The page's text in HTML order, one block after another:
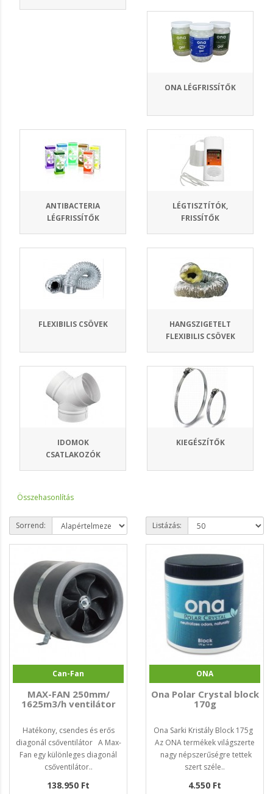
ONA LÉGFRISSÍTŐK
ANTIBACTERIA
LÉGFRISSÍTŐK
LÉGTISZTÍTÓK,
FRISSÍTŐK
FLEXIBILIS CSÖVEK
HANGSZIGETELT
FLEXIBILIS CSÖVEK
IDOMOK
CSATLAKOZÓK
KIEGÉSZÍTŐK
Összehasonlítás
Sorrend: Listázás:
Can-Fan
MAX-FAN 250mm/
1625m3/h ventilátor
Hatékony, csendes és erős
diagonál csőventilátor A Max-
Fan egy különleges diagonál
csőventilátor..
138.950 Ft
ONA
Ona Polar Crystal block
170g
Ona Sarki Kristály Block 175g
Az ONA termékek világszerte
nagy népszerűségre tettek
szert széle..
4.550 Ft